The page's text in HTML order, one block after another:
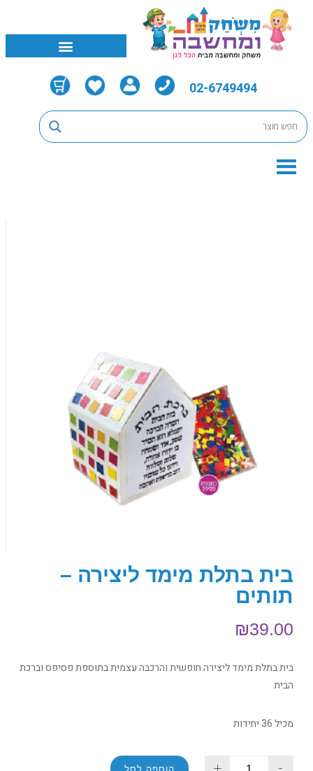
02-6749494
בית בתלת מימד ליצירה –
תותים
₪39.00
בית בתלת מימד ליצירה חופשית והרכבה עצמית בתוספת פסיפס וברכת
הבית
מכיל 36 יחידות